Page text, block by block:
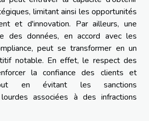
limitant ainsi les opportunités
et d'innovation. Par ailleurs, une
des données, en accord avec les
peut se transformer en un
notable. En effet, le respect des
la confiance des clients et
en évitant les sanctions
associées à des infractions